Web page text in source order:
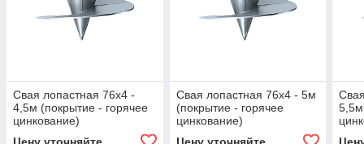
Свая лопастная 76х4 -
4,5м (покрытие - горячее
цинкование)
Свая лопастная 76х4 - 5м
(покрытие - горячее
цинкование)
5,5м